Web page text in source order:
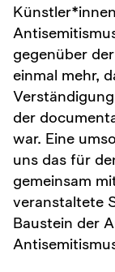
gegenüber
einmal mehr,
der
war. Eine
uns das für
gemeinsam
veranstaltete
Baustein der